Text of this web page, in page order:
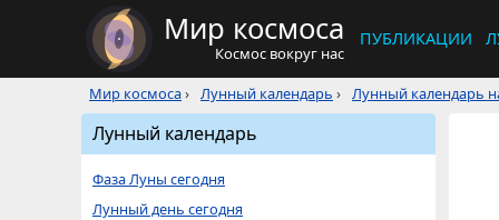
Мир космоса
Космос вокруг нас
ПУБЛИКАЦИИ
Мир космоса› Лунный календарь › Лунный календарь
Лунный календарь
Фаза Луны сегодня
Лунный день сегодня